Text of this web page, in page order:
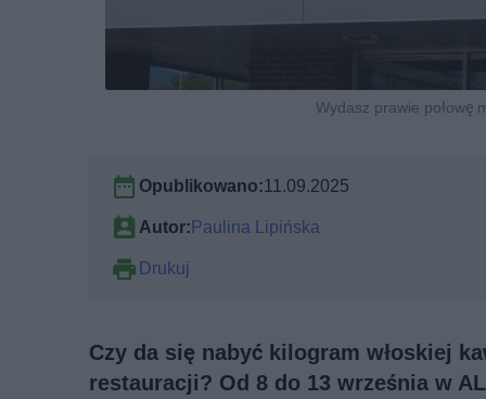
Wydasz prawie połowę
Opublikowano:11.09.2025
Autor: Paulina Lipińska
Drukuj
Czy da się nabyć kilogram włoskiej
restauracji? Od 8 do 13 września w